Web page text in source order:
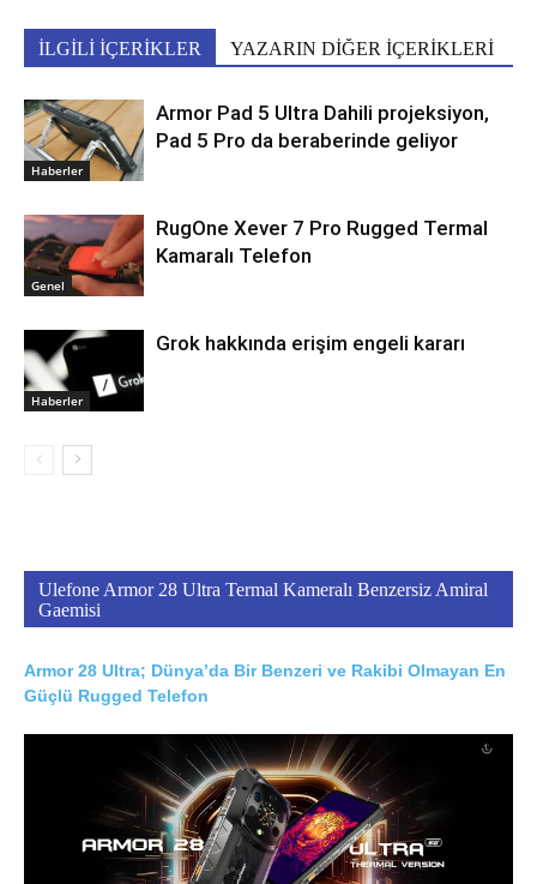
İLGİLİ İÇERİKLER YAZARIN DİĞER İÇERİKLERİ
Haberler
Armor Pad 5 Ultra Dahili projeksiyon,
Pad 5 Pro da beraberinde geliyor
Genel
RugOne Xever 7 Pro Rugged Termal
Kamaralı Telefon
Haberler
Grok hakkında erişim engeli kararı
Ulefone Armor 28 Ultra Termal Kameralı Benzersiz Amiral
Gaemisi
Armor 28 Ultra; Dünya’da Bir Benzeri ve Rakibi Olmayan En
Güçlü Rugged Telefon